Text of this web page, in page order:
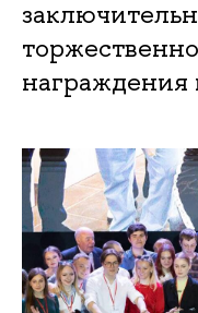
награждения